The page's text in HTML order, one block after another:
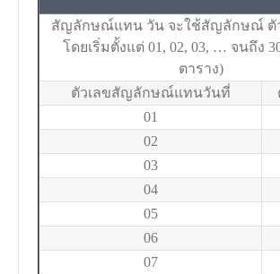
สัญลักษณ์แทน วัน จะใช้สัญลักษณ์ ตัว
โดยเริ่มตั้งแต่ 01, 02, 03, … จนถึง
ตาราง)
ตัวเลขสัญลักษณ์แทนวันที่
01
02
03
04
05
06
07